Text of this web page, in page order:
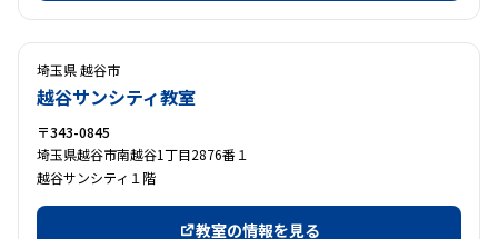
埼玉県 越谷市
越谷サンシティ教室
〒343-0845
埼玉県越谷市南越谷1丁目2876番１
越谷サンシティ１階
教室の情報を見る